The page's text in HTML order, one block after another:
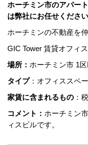
ホーチミン市のアパー
は弊社にお任せください
ホーチミンの不動産を
GIC Tower 賃貸オフィ
場所： ホーチミン市 1
タイプ：オフィススペ
家賃に含まれるもの ：
コメント： ホーチミン
ィスビルです。